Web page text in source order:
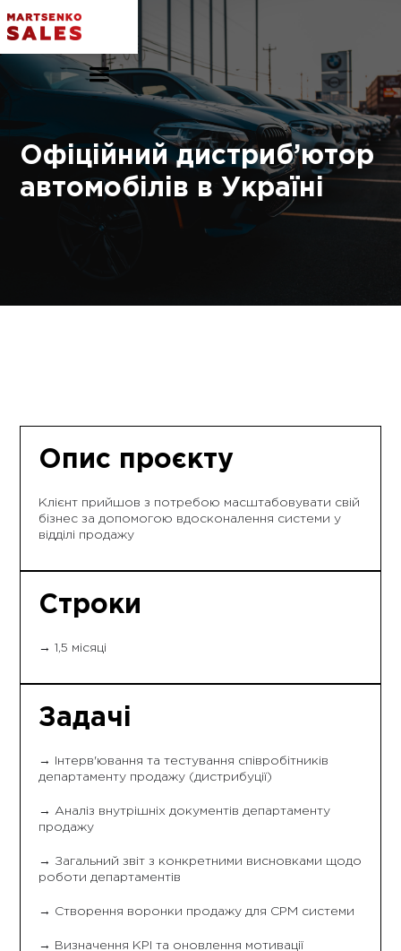
Офіційний дистриб’ютор
автомобілів в Україні
Опис проєкту
Клієнт прийшов з потребою масштабовувати свій
бізнес за допомогою вдосконалення системи у
відділі продажу
Строки
→ 1,5 місяці
Задачі
→ Інтерв'ювання та тестування співробітників
департаменту продажу (дистрибуції)
→ Аналіз внутрішніх документів департаменту
продажу
→ Загальний звіт з конкретними висновками щодо
роботи департаментів
→ Створення воронки продажу для СРМ системи
→ Визначення КРІ та оновлення мотивації